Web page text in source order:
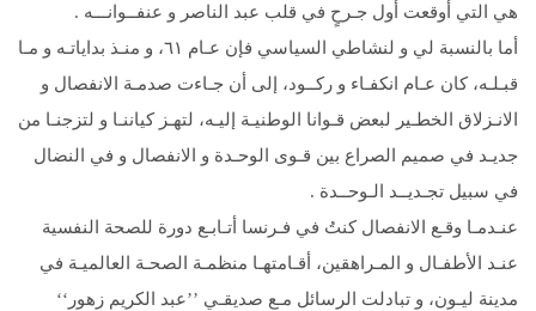
هي التي أوقعت أول جـرحٍ في قلب عبد الناصر و عنفــوانـــه .
أما بالنسبة لي و لنشاطي السياسي فإن عـام ٦۱، و منـذ بداياتـه و مـا
قبـلـه، كان عـام انكفـاء و ركــود، إلى أن جـاءت صدمـة الانفصال و
الانـزلاق الخطـير لبعض قـوانا الوطنيـة إليـه، لتهـز كياننـا و لتزجنـا من
جديـد في صميم الصراع بين قـوى الوحـدة و الانفصال و في النضال
في سبيل تجـديــد الـوحــدة .
عنـدمـا وقـع الانفصال كنتُ في فـرنسا أتـابـع دورة للصحة النفسية
عنـد الأطفـال و المـراهقين، أقـامتهـا منظمـة الصحـة العالميـة في
مدينة ليـون، و تبادلت الرسائل مـع صديقـي ’’عبد الكريم زهور‘‘